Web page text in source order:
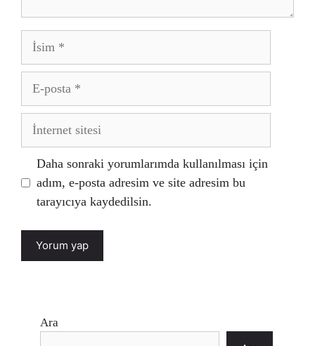
İsim
posta
İnternet
Daha sonraki yorumlarımda kullanılması için
adım, e-posta adresim ve site adresim bu
tarayıcıya kaydedilsin.
Ara